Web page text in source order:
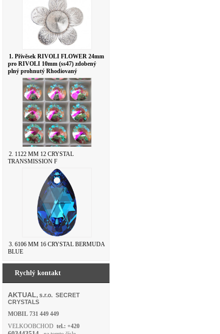
1. Přívěsek RIVOLI FLOWER 24mm
pro RIVOLI 10mm (ss47) zdobený
plný prohnutý Rhodiovaný
2. 1122 MM 12 CRYSTAL
TRANSMISSION F
3. 6106 MM 16 CRYSTAL BERMUDA
BLUE
Rychlý kontakt
AKTUAL, s.r.o. SECRET
CRYSTALS
MOBIL 731 449 449
VELKOOBCHOD tel.: +420